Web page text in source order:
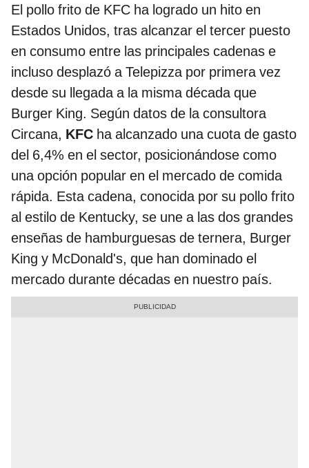
El pollo frito de KFC ha logrado un hito en
Estados Unidos, tras alcanzar el tercer puesto
en consumo entre las principales cadenas e
incluso desplazó a Telepizza por primera vez
desde su llegada a la misma década que
Burger King. Según datos de la consultora
Circana, KFC ha alcanzado una cuota de gasto
del 6,4% en el sector, posicionándose como
una opción popular en el mercado de comida
rápida. Esta cadena, conocida por su pollo frito
al estilo de Kentucky, se une a las dos grandes
enseñas de hamburguesas de ternera, Burger
King y McDonald's, que han dominado el
mercado durante décadas en nuestro país.